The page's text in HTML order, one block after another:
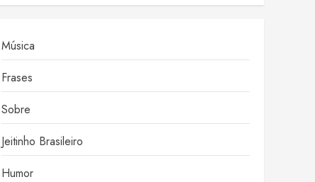
Música
Frases
Sobre
Jeitinho Brasileiro
Humor